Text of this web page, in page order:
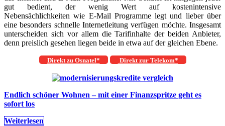
gut bedient, der wenig Wert auf kostenintensive
Nebensächlichkeiten wie E-Mail Programme legt und lieber über
eine besonders schnelle Internetleitung verfügen möchte. Insgesamt
unterscheiden sich vor allem die Tarifinhalte der beiden Anbieter,
denn preislich gesehen liegen beide in etwa auf der gleichen Ebene.
Direkt zu Osnatel* Direkt zur Telekom*
Endlich schöner Wohnen – mit einer Finanzspritze geht es
sofort los
Weiterlesen